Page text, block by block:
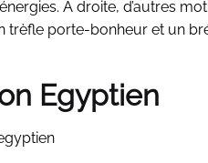
À droite, d’autres
trèfle porte-bonheur et un
Egyptien